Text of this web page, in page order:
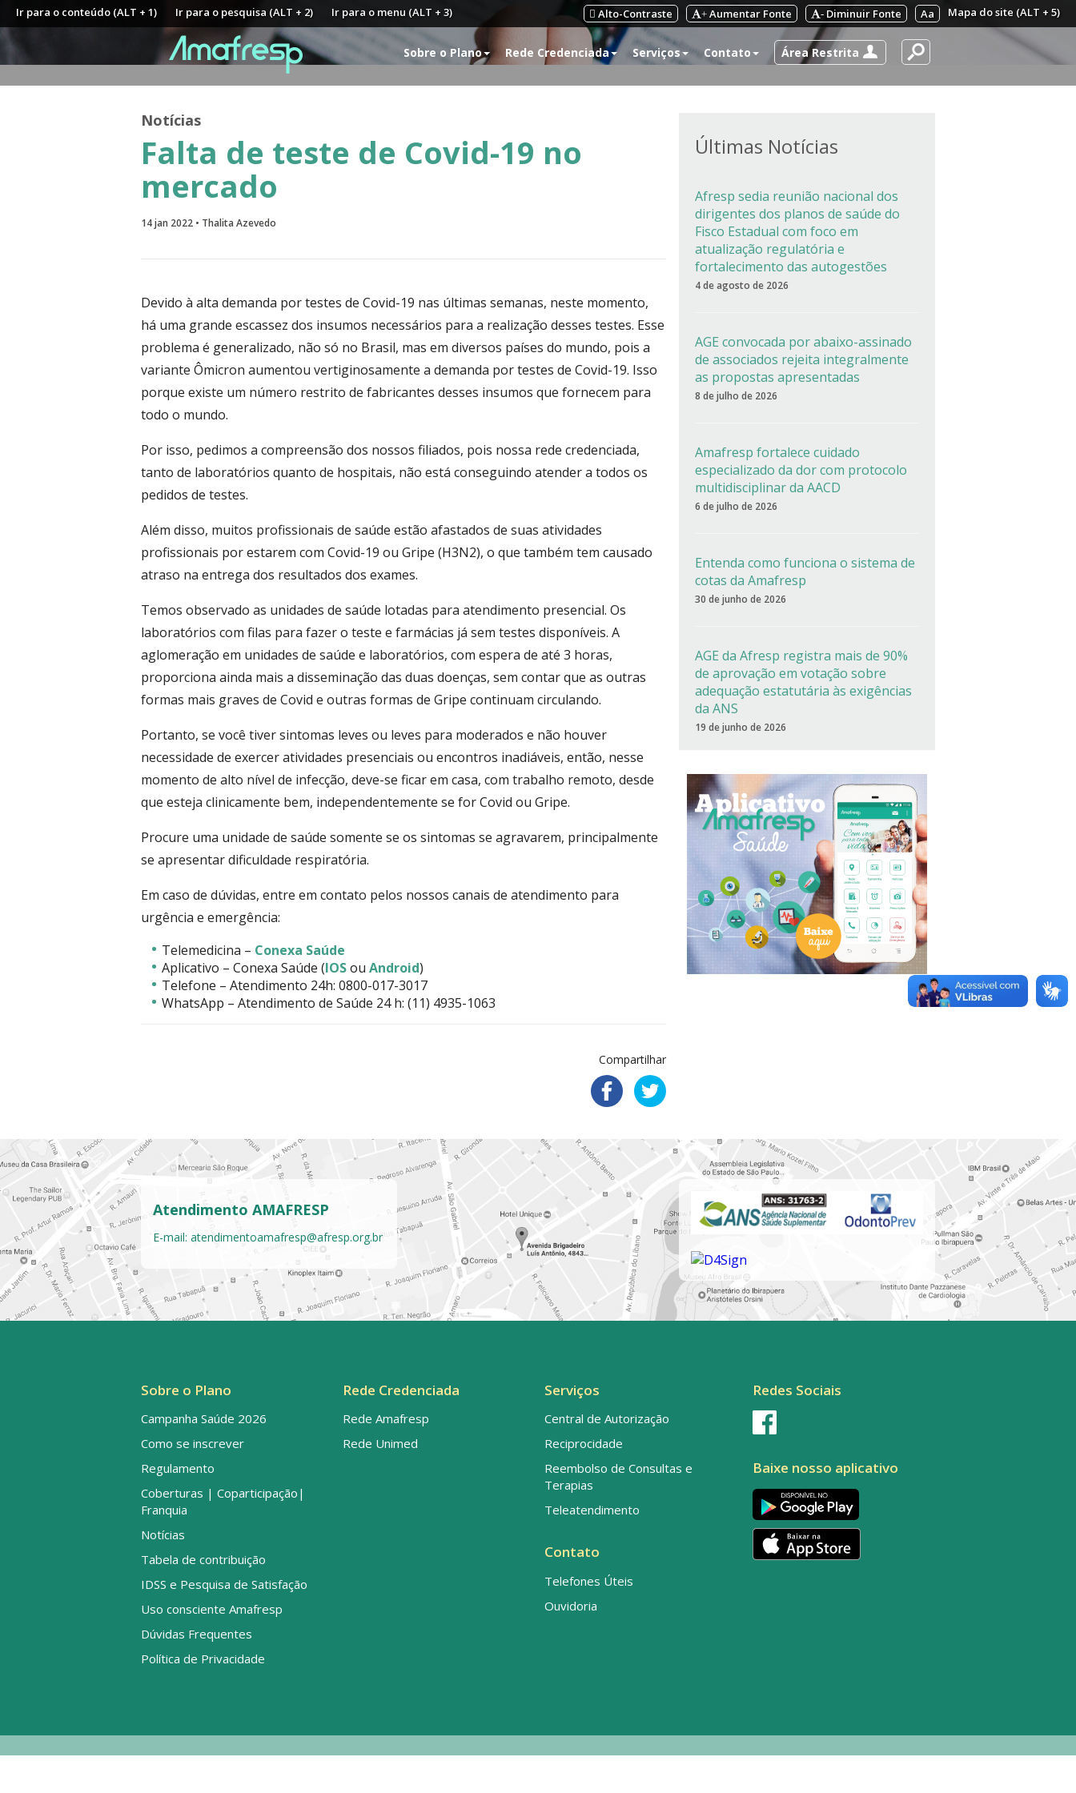
Ir para o conteúdo (ALT + 1) Ir para o pesquisa (ALT + 2) Ir para o menu (ALT + 3) Mapa do site (ALT + 5)
Aa
- Diminuir Fonte
+ Aumentar Fonte
Alto-Contraste
Sobre o Plano Rede Credenciada Serviços Contato Área Restrita
Notícias
Falta de teste de Covid-19 no
mercado
14 jan 2022 • Thalita Azevedo
Devido à alta demanda por testes de Covid-19 nas últimas semanas, neste momento,
há uma grande escassez dos insumos necessários para a realização desses testes. Esse
problema é generalizado, não só no Brasil, mas em diversos países do mundo, pois a
variante Ômicron aumentou vertiginosamente a demanda por testes de Covid-19. Isso
porque existe um número restrito de fabricantes desses insumos que fornecem para
todo o mundo.
Por isso, pedimos a compreensão dos nossos filiados, pois nossa rede credenciada,
tanto de laboratórios quanto de hospitais, não está conseguindo atender a todos os
pedidos de testes.
Além disso, muitos profissionais de saúde estão afastados de suas atividades
profissionais por estarem com Covid-19 ou Gripe (H3N2), o que também tem causado
atraso na entrega dos resultados dos exames.
Temos observado as unidades de saúde lotadas para atendimento presencial. Os
laboratórios com filas para fazer o teste e farmácias já sem testes disponíveis. A
aglomeração em unidades de saúde e laboratórios, com espera de até 3 horas,
proporciona ainda mais a disseminação das duas doenças, sem contar que as outras
formas mais graves de Covid e outras formas de Gripe continuam circulando.
Portanto, se você tiver sintomas leves ou leves para moderados e não houver
necessidade de exercer atividades presenciais ou encontros inadiáveis, então, nesse
momento de alto nível de infecção, deve-se ficar em casa, com trabalho remoto, desde
que esteja clinicamente bem, independentemente se for Covid ou Gripe.
Procure uma unidade de saúde somente se os sintomas se agravarem, principalmente
se apresentar dificuldade respiratória.
Em caso de dúvidas, entre em contato pelos nossos canais de atendimento para
urgência e emergência:
Telemedicina – Conexa Saúde
Aplicativo – Conexa Saúde (IOSou Android)
Telefone – Atendimento 24h: 0800-017-3017
WhatsApp – Atendimento de Saúde 24 h: (11) 4935-1063
Compartilhar
Últimas Notícias
Afresp sedia reunião nacional dos
dirigentes dos planos de saúde do
Fisco Estadual com foco em
atualização regulatória e
fortalecimento das autogestões
4 de agosto de 2026
AGE convocada por abaixo-assinado
de associados rejeita integralmente
as propostas apresentadas
8 de julho de 2026
Amafresp fortalece cuidado
especializado da dor com protocolo
multidisciplinar da AACD
6 de julho de 2026
Entenda como funciona o sistema de
cotas da Amafresp
30 de junho de 2026
AGE da Afresp registra mais de 90%
de aprovação em votação sobre
adequação estatutária às exigências
da ANS
19 de junho de 2026
Atendimento AMAFRESP
E-mail: atendimentoamafresp@afresp.org.br
Sobre o Plano
Campanha Saúde 2026
Como se inscrever
Regulamento
Coberturas | Coparticipação|
Franquia
Notícias
Tabela de contribuição
IDSS e Pesquisa de Satisfação
Uso consciente Amafresp
Dúvidas Frequentes
Política de Privacidade
Rede Credenciada
Rede Amafresp
Rede Unimed
Serviços
Central de Autorização
Reciprocidade
Reembolso de Consultas e
Terapias
Teleatendimento
Contato
Telefones Úteis
Ouvidoria
Redes Sociais
Baixe nosso aplicativo